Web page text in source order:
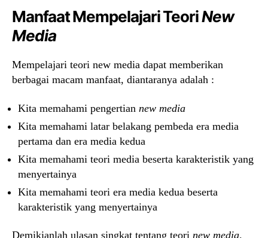
Manfaat Mempelajari TeoriNew
Media
Mempelajari teori new media dapat memberikan
berbagai macam manfaat, diantaranya adalah :
Kita memahami pengertian new media
Kita memahami latar belakang pembeda era media
pertama dan era media kedua
Kita memahami teori media beserta karakteristik yang
menyertainya
Kita memahami teori era media kedua beserta
karakteristik yang menyertainya
Demikianlah ulasan singkat tentang teori new media.